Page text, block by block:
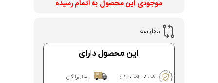
موجودی این محصول به اتمام رسیده
مقایسه
این محصول دارای
ضمانت اصالت کالا ارسال رایگان